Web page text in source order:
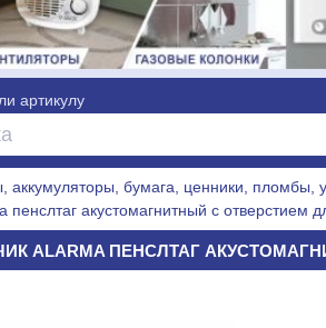
артикулу
аккумуляторы, бумага, ценники,
акустомагнитный с отверстием
ALARMA ПЕНСЛТАГ